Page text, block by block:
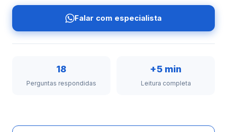
Falar com especialista
18
Perguntas respondidas
+5 min
Leitura completa